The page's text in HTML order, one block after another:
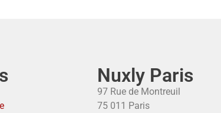
Nuxly Paris
97 Rue de Montreuil
75 011 Paris